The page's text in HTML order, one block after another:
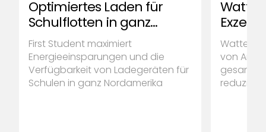
Optimiertes Laden für
Schulflotten in ganz
Nordamerika
First Student maximiert
Energieeinsparungen und die
Verfügbarkeit von Ladegeräten für
Schulen in ganz Nordamerika
WatteV
von